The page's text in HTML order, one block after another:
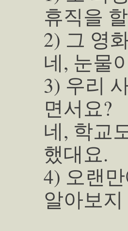
휴직을
2) 그 영
네, 눈물
3) 우리
면서요?
네, 학교
했대요.
4) 오랜
알아보